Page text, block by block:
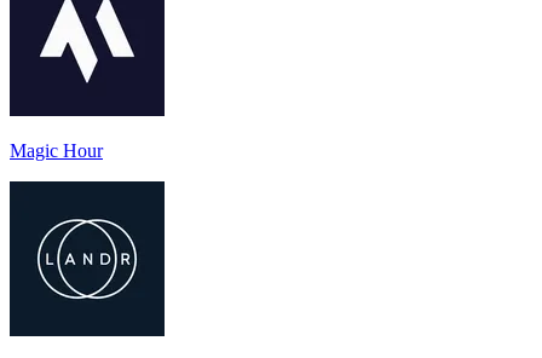
Magic Hour